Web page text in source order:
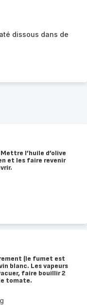
dissous dans de
l’huile d’olive
et les faire revenir
(le fumet est
blanc. Les vapeurs
faire bouillir 2
tomate.